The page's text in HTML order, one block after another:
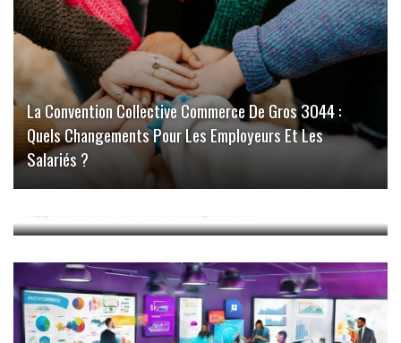
La Convention Collective Commerce De Gros 3044 :
Quels Changements Pour Les Employeurs Et Les
Salariés ?
Le Commerce À Saint-Jean-De-Monts : Quelles